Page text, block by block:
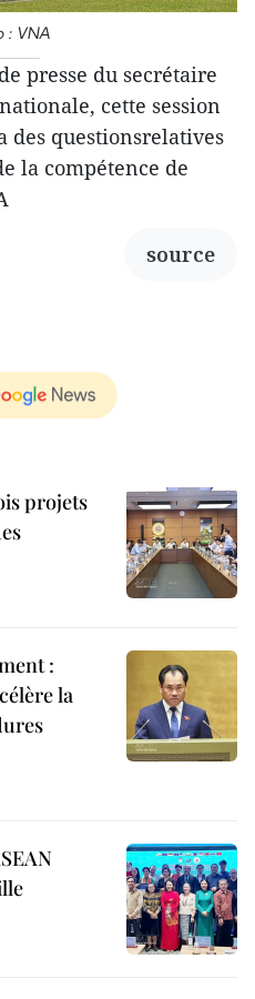
: VNA
presse du secrétaire
cette session
des questionsrelatives
la compétence de
source
projets
:
la